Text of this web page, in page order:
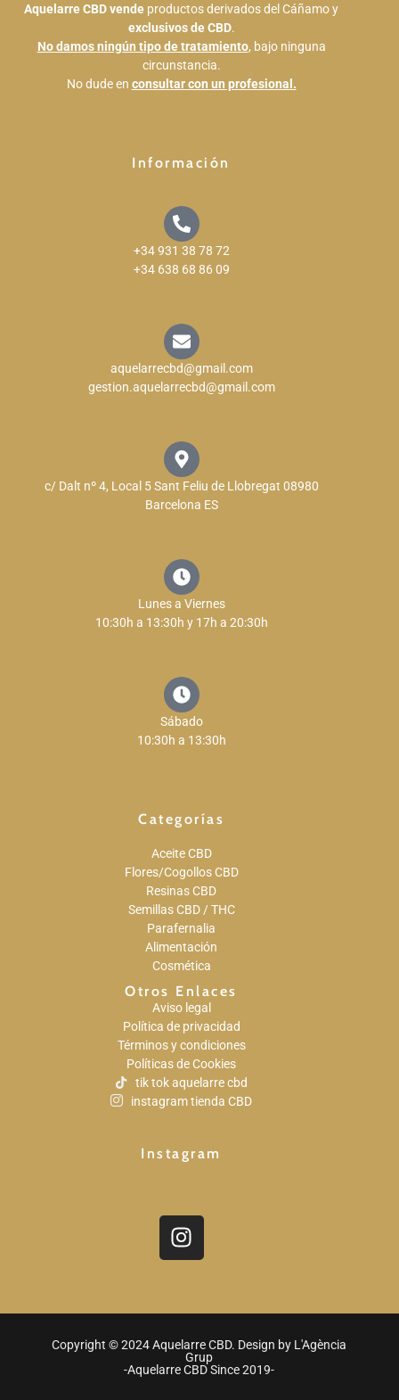
Aquelarre CBDvende productos derivados del Cáñamo y
exclusivos de CBD.
No damos ningún tipo de tratamiento, bajo ninguna
circunstancia.
No dude en consultar con un profesional.
Información
+34 931 38 78 72
+34 638 68 86 09
aquelarrecbd@gmail.com
gestion.aquelarrecbd@gmail.com
c/ Dalt nº 4, Local 5 Sant Feliu de Llobregat 08980
Barcelona ES
Lunes a Viernes
10:30h a 13:30h y 17h a 20:30h
Sábado
10:30h a 13:30h
Categorías
Aceite CBD
Flores/Cogollos CBD
Resinas CBD
Semillas CBD / THC
Parafernalia
Alimentación
Cosmética
Otros Enlaces
Aviso legal
Política de privacidad
Términos y condiciones
Políticas de Cookies
tik tok aquelarre cbd
instagram tienda CBD
Instagram
Copyright © 2024 Aquelarre CBD. Design by L'Agència
Grup
-Aquelarre CBD Since 2019-